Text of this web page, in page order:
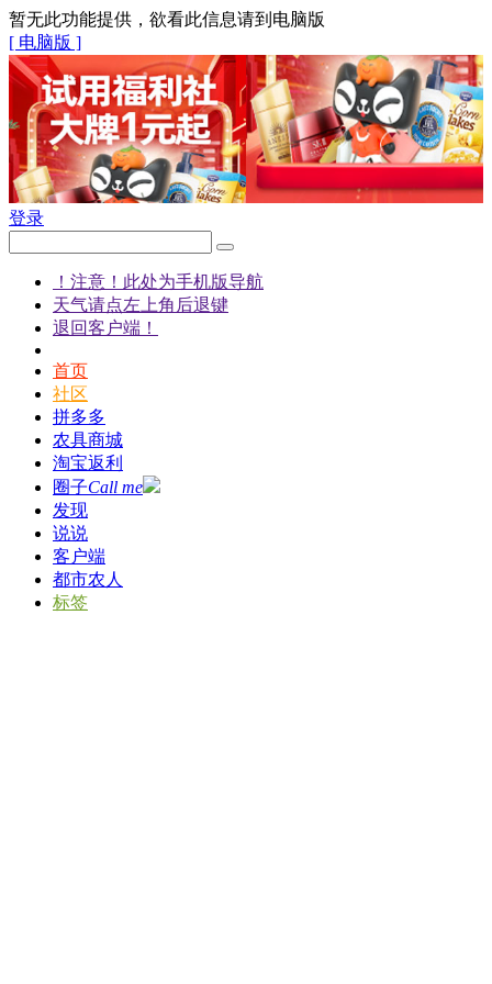
暂无此功能提供，欲看此信息请到电脑版
[ 电脑版 ]
登录
！注意！此处为手机版导航
天气请点左上角后退键
退回客户端！
首页
社区
拼多多
农具商城
淘宝返利
圈子Call me
发现
说说
客户端
都市农人
标签